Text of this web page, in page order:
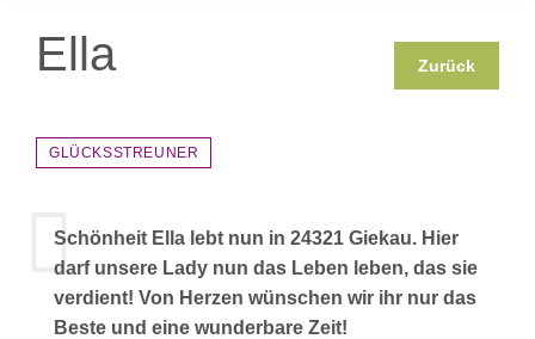
Ella Zurück
GLÜCKSSTREUNER
Schönheit Ella lebt nun in 24321 Giekau. Hier
darf unsere Lady nun das Leben leben, das sie
verdient! Von Herzen wünschen wir ihr nur das
Beste und eine wunderbare Zeit!